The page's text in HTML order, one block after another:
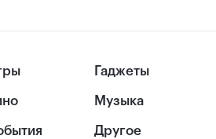
Гаджеты
Музыка
Другое